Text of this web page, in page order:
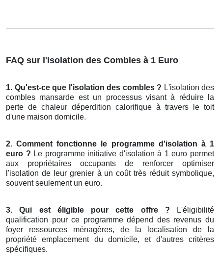
FAQ sur l'Isolation des Combles à 1 Euro
1. Qu'est-ce que l'isolation des combles ? L'isolation des
combles mansarde est un processus visant à réduire la
perte de chaleur déperdition calorifique à travers le toit
d'une maison domicile.
2. Comment fonctionne le programme d'isolation à 1
euro ? Le programme initiative d'isolation à 1 euro permet
aux propriétaires occupants de renforcer optimiser
l'isolation de leur grenier à un coût très réduit symbolique,
souvent seulement un euro.
3. Qui est éligible pour cette offre ? L'éligibilité
qualification pour ce programme dépend des revenus du
foyer ressources ménagères, de la localisation de la
propriété emplacement du domicile, et d'autres critères
spécifiques.